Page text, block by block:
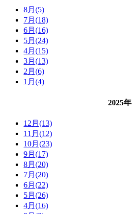
8月(5)
7月(18)
6月(16)
5月(24)
4月(15)
3月(13)
2月(6)
1月(4)
2025年
12月(13)
11月(12)
10月(23)
9月(17)
8月(20)
7月(20)
6月(22)
5月(26)
4月(16)